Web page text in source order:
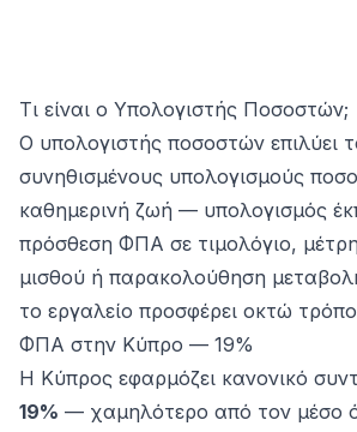
Τι είναι ο Υπολογιστής Ποσοστών;
Ο υπολογιστής ποσοστών επιλύει
συνηθισμένους υπολογισμούς
καθημερινή ζωή — υπολογισμός
πρόσθεση ΦΠΑ σε τιμολόγιο,
μισθού ή παρακολούθηση
το εργαλείο προσφέρει οκτώ
ΦΠΑ στην Κύπρο — 19%
Η Κύπρος εφαρμόζει κανονικό
19% — χαμηλότερο από τον μέσο